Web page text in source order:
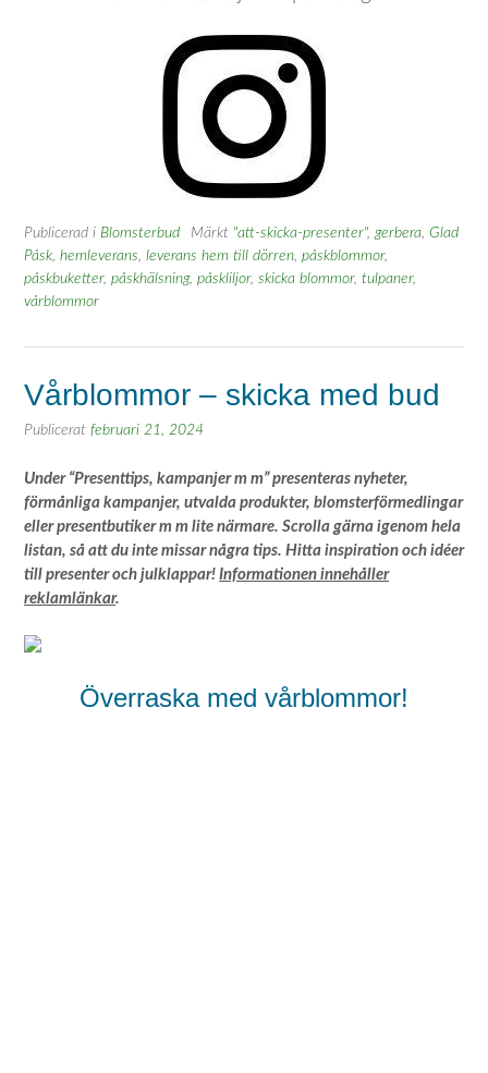
Publicerad i Blomsterbud Märkt "att-skicka-presenter",gerbera, Glad
Påsk, hemleverans, leverans hem till dörren, påskblommor,
påskbuketter, påskhälsning, påskliljor, skicka blommor, tulpaner,
vårblommor
Vårblommor – skicka med bud
Publicerat februari 21, 2024
Under “Presenttips, kampanjer m m” presenteras nyheter,
förmånliga kampanjer, utvalda produkter, blomsterförmedlingar
eller presentbutiker m m lite närmare. Scrolla gärna igenom hela
listan, så att du inte missar några tips. Hitta inspiration och idéer
till presenter och julklappar! Informationen innehåller
reklamlänkar.
Överraska med vårblommor!